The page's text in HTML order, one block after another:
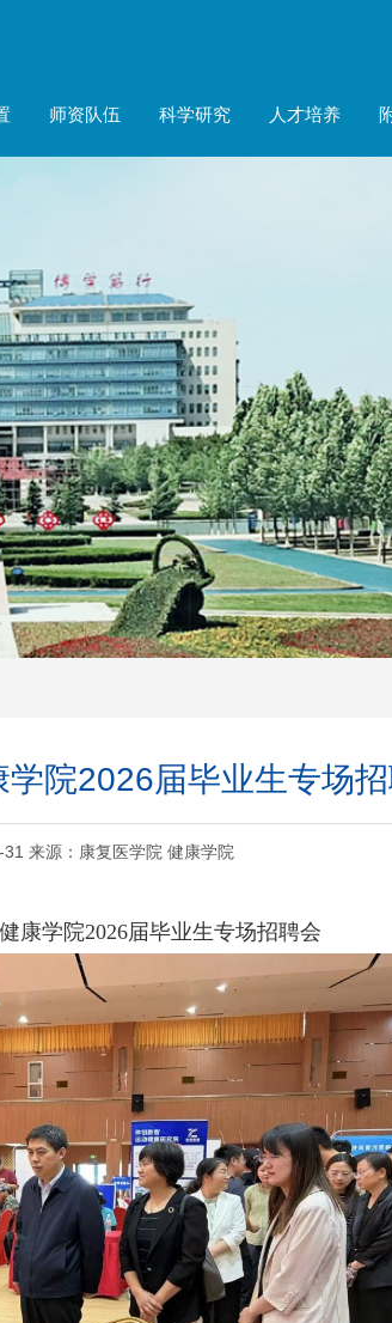
师资队伍 科学研究 人才培养
院2026届毕业生专场
来源：康复医学院 健康学院
康学院2026届毕业生专场招聘会